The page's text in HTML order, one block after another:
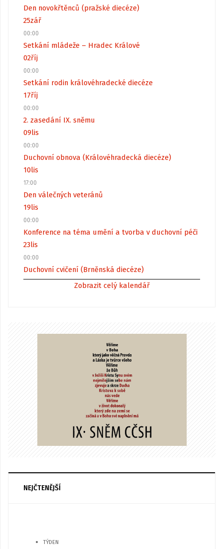
Den novokřtěnců (pražské diecéze)
25zář
00:00
Setkání mládeže – Hradec Králové
02říj
00:00
Setkání rodin královéhradecké diecéze
17říj
00:00
2. zasedání IX. sněmu
09lis
00:00
Duchovní obnova (Královéhradecká diecéze)
10lis
17:00
Den válečných veteránů
19lis
00:00
Konference na téma umění a tvorba v duchovní péči
23lis
00:00
Duchovní cvičení (Brněnská diecéze)
Zobrazit celý kalendář
NEJČTENĚJŠÍ
TÝDEN